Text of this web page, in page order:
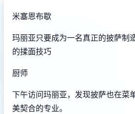
米塞恩布歇
玛丽亚只要成为一名真正的披萨制
的揉面技巧
厨师
下午访问玛丽亚，发现披萨也在菜
美契合的专业。